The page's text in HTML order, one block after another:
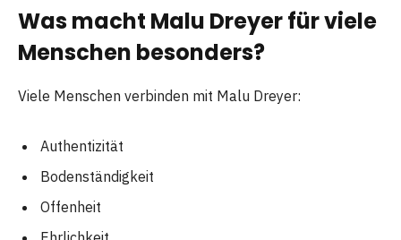
Was macht Malu Dreyer für viele
Menschen besonders?
Viele Menschen verbinden mit Malu Dreyer:
Authentizität
Bodenständigkeit
Offenheit